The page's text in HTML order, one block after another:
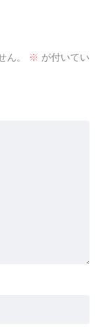
ん。 ※ が付いてい